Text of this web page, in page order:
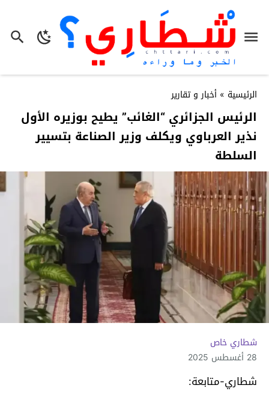
الرئيسية » أخبار و تقارير
الرئيس الجزائري “الغائب” يطيح بوزيره الأول
نذير العرباوي ويكلف وزير الصناعة بتسيير
السلطة
شطاري خاص
28 أغسطس 2025
شطاري-متابعة: